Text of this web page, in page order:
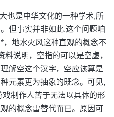
也是中华文化的一种学术,所
但事实并非如此.这个问题咱
，地水火风这种直观的概念不
说明，空指的可以是空虚，
解空这个汉字，空应该算是
元素更为抽象的既念。可见,
戏制作人苦于无法以具体的形
的概念雷替代而已。原因可